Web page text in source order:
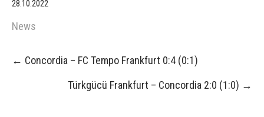
28.10.2022
News
Post
← Concordia – FC Tempo Frankfurt 0:4 (0:1)
Türkgücü Frankfurt – Concordia 2:0 (1:0) →